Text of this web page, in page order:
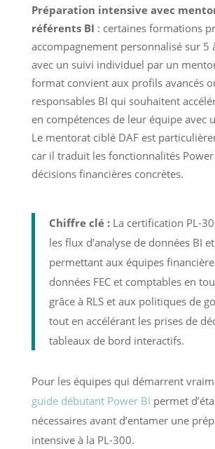
Préparation intensive avec
référents BI : certaines formations
accompagnement personnalisé sur 5
avec un suivi individuel par un
format convient aux profils avancés
responsables BI qui souhaitent
en compétences de leur équipe avec
Le mentorat ciblé DAF est
car il traduit les fonctionnalités Power
décisions financières concrètes.
Chiffre clé :La certification PL-
les flux d’analyse de données BI
permettant aux équipes
données FEC et comptables en
grâce à RLS et aux politiques de
tout en accélérant les prises de
tableaux de bord interactifs.
Pour les équipes qui démarrent
guide débutant Power BI permet
nécessaires avant d’entamer une
intensive à la PL-300.